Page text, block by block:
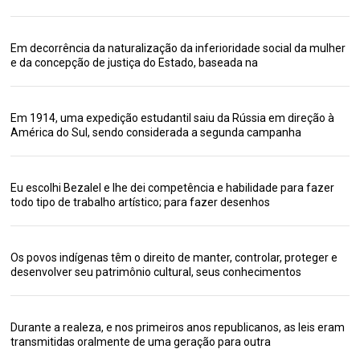
Em decorrência da naturalização da inferioridade social da mulher
e da concepção de justiça do Estado, baseada na
Em 1914, uma expedição estudantil saiu da Rússia em direção à
América do Sul, sendo considerada a segunda campanha
Eu escolhi Bezalel e lhe dei competência e habilidade para fazer
todo tipo de trabalho artístico; para fazer desenhos
Os povos indígenas têm o direito de manter, controlar, proteger e
desenvolver seu patrimônio cultural, seus conhecimentos
Durante a realeza, e nos primeiros anos republicanos, as leis eram
transmitidas oralmente de uma geração para outra